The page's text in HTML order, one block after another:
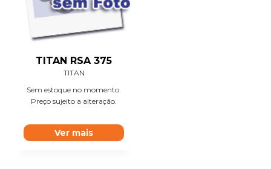
TITAN RSA 375
TITAN
Sem estoque no momento.
Preço sujeito a alteração.
Ver mais